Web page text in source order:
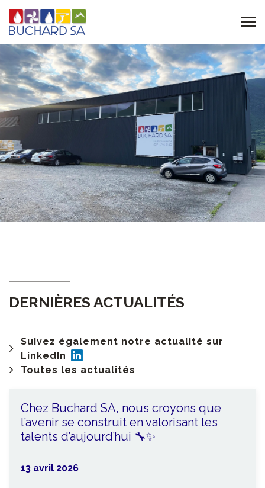
L’entreprise
Implantations
Nous rejoindre
Références
Contact
Eddy
Buchard
DERNIÈRES ACTUALITÉS
Suivez également notre actualité sur
LinkedIn
Toutes les actualités
Chez Buchard SA, nous croyons que
l’avenir se construit en valorisant les
talents d’aujourd’hui 🔧✨
13 avril 2026